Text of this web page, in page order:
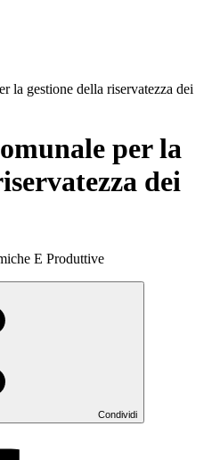
la gestione della riservatezza dei
per la
dei
E Produttive
Condividi